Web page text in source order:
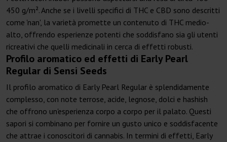
450 g/m². Anche se i livelli specifici di THC e CBD sono descritti
come 'nan', la varietà promette un contenuto di THC medio-
alto, offrendo esperienze potenti che soddisfano sia gli utenti
ricreativi che quelli medicinali in cerca di effetti robusti.
Profilo aromatico ed effetti di Early Pearl
Regular di Sensi Seeds
Il profilo aromatico di Early Pearl Regular è splendidamente
complesso, con note terrose, acide, legnose, dolci e hashish
che offrono un'esperienza corpo a corpo per il palato. Questi
sapori si combinano per fornire un gusto unico e soddisfacente
che attrae i conoscitori di cannabis. In termini di effetti, Early